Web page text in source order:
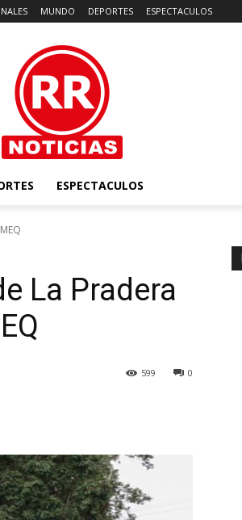
MUNDO DEPORTES ESPECTACULOS
ESPECTACULOS
La Pradera
0
599